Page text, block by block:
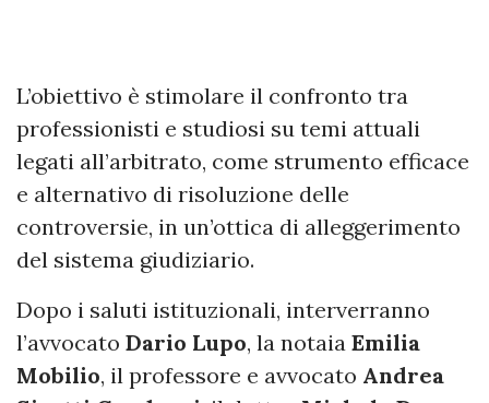
L’obiettivo è stimolare il confronto tra
professionisti e studiosi su temi attuali
legati all’arbitrato, come strumento efficace
e alternativo di risoluzione delle
controversie, in un’ottica di alleggerimento
del sistema giudiziario.
Dopo i saluti istituzionali, interverranno
l’avvocato Dario Lupo, la notaia Emilia
Mobilio, il professore e avvocato Andrea